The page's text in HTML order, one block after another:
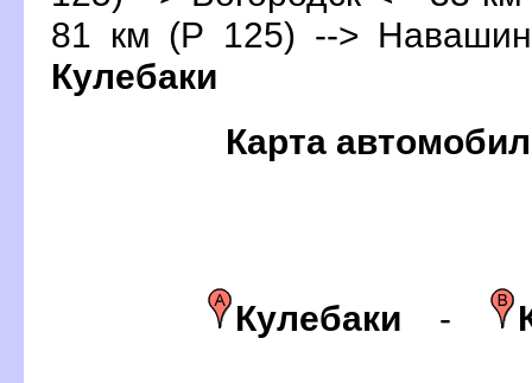
81 км (Р 125) -->
Кулебаки
Карта
Кулебаки -